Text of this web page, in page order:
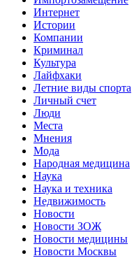
Интернет
Истории
Компании
Криминал
Культура
Лайфхаки
Летние виды спорта
Личный счет
Люди
Места
Мнения
Мода
Народная медицина
Наука
Наука и техника
Недвижимость
Новости
Новости ЗОЖ
Новости медицины
Новости Москвы